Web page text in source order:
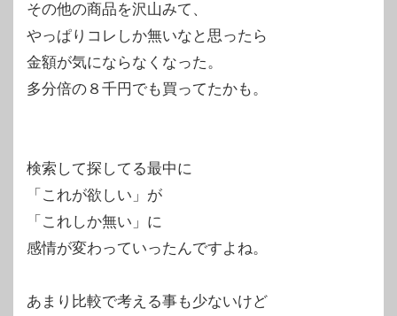
その他の商品を沢山みて、
やっぱりコレしか無いなと思ったら
金額が気にならなくなった。
多分倍の８千円でも買ってたかも。
検索して探してる最中に
「これが欲しい」が
「これしか無い」に
感情が変わっていったんですよね。
あまり比較で考える事も少ないけど